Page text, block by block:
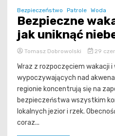
Bezpieczeństwo Patrole Woda
Bezpieczne
jak uniknąć
Tomasz Dobrowolski 29
Wraz z rozpoczęciem wakacji
wypoczywających nad
regionie koncentrują się na
bezpieczeństwa wszystkim
lokalnych jezior i rzek.
coraz...